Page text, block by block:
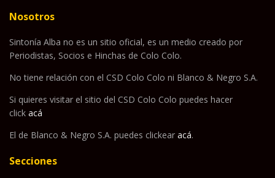
Nosotros
Sintonía Alba no es un sitio oficial, es un medio creado por
Periodistas, Socios e Hinchas de Colo Colo.
No tiene relación con el CSD Colo Colo ni Blanco & Negro S.A.
Si quieres visitar el sitio del CSD Colo Colo puedes hacer
click acá
El de Blanco & Negro S.A. puedes clickear acá.
Secciones